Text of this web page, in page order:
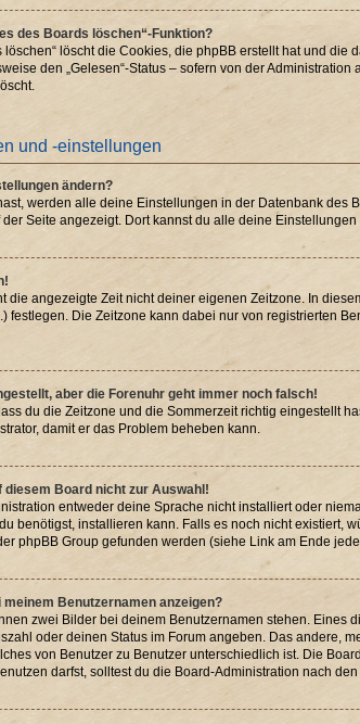
des Boards löschen“-Funktion?
löschen“ löscht die Cookies, die phpBB erstellt hat und
den „Gelesen“-Status – sofern von der
und -einstellungen
ändern?
werden alle deine Einstellungen in der Datenbank des
Seite angezeigt. Dort kannst du alle deine Einstellungen
die angezeigte Zeit nicht deiner eigenen Zeitzone. In
festlegen. Die Zeitzone kann dabei nur von registrierten
aber die Forenuhr geht immer noch falsch!
du die Zeitzone und die Sommerzeit richtig eingestellt
damit er das Problem beheben kann.
diesem Board nicht zur Auswahl!
entweder deine Sprache nicht installiert oder
benötigst, installieren kann. Falls es noch nicht existiert,
phpBB Group gefunden werden (siehe Link am Ende
meinem Benutzernamen anzeigen?
zwei Bilder bei deinem Benutzernamen stehen.
oder deinen Status im Forum angeben. Das andere,
von Benutzer zu Benutzer unterschiedlich ist. Die
darfst, solltest du die Board-Administration nach